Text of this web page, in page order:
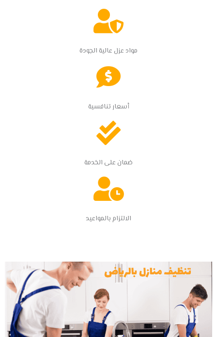
مواد عزل عالية الجودة
أسعار تنافسية
ضمان على الخدمة
الالتزام بالمواعيد